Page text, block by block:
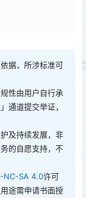
据，所涉标准可
性由用户自行承
通道提交举证，
及持续发展，非
的自愿支持，不
NC-SA 4.0许可
途需申请书面授